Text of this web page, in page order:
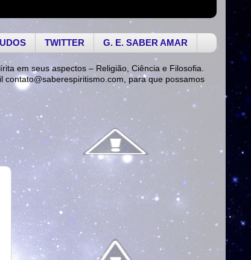
TWITTER G. E. SABER AMAR
em seus aspectos – Religião, Ciência e Filosofia.
contato@saberespiritismo.com , para que possamos